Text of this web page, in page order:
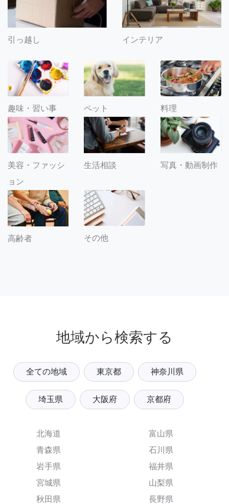
引っ越し インテリア
趣味・習い事 ペット 料理
美容・ファッシ
ョン
生活相談 写真・動画制作
高齢者 その他
地域から検索する
全ての地域 東京都 神奈川県
埼玉県 大阪府 京都府
北海道
青森県
岩手県
宮城県
秋田県
富山県
石川県
福井県
山梨県
長野県